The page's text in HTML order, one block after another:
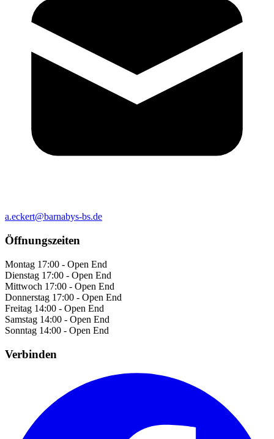
a.eckert@barnabys-bs.de
Öffnungszeiten
Montag 17:00 - Open End
Dienstag 17:00 - Open End
Mittwoch 17:00 - Open End
Donnerstag 17:00 - Open End
Freitag 14:00 - Open End
Samstag 14:00 - Open End
Sonntag 14:00 - Open End
Verbinden